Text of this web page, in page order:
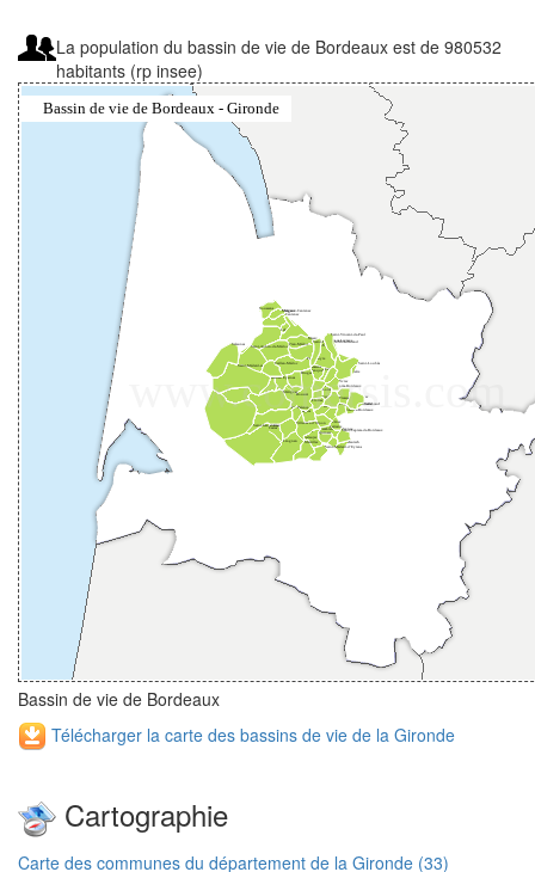
La population du bassin de vie de Bordeaux est de 980532
habitants (rp insee)
Bassin de vie de Bordeaux
Télécharger la carte des bassins de vie de la Gironde
Cartographie
Carte des communes du département de la Gironde (33)